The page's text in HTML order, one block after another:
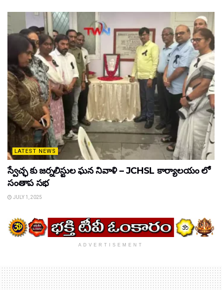
LATEST NEWS
స్వేచ్ఛ కు జర్నలిస్టుల ఘన నివాళి – JCHSL కార్యాలయం లో
సంతాప సభ
JULY 1, 2025
ADVERTISEMENT